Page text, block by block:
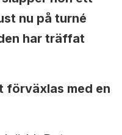
nu på turné
har träffat
förväxlas med en